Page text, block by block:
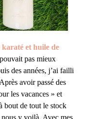
et huile de
pas mieux
des années, j’ai failli
avoir passé des
les vacances » et
bout de tout le stock
nous y voilà. Avec mes